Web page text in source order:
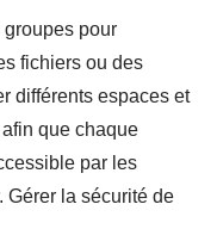
pour
fichiers ou des
différents espaces et
que chaque
par les
Gérer la sécurité de